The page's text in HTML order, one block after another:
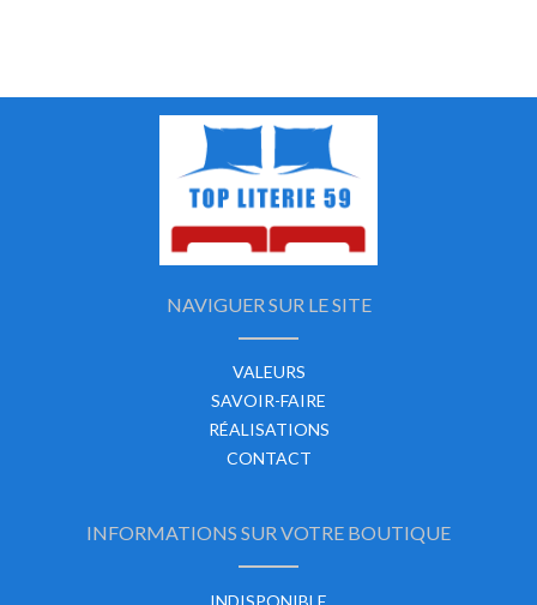
NAVIGUER SUR LE SITE
VALEURS
SAVOIR-FAIRE
RÉALISATIONS
CONTACT
INFORMATIONS SUR VOTRE BOUTIQUE
INDISPONIBLE